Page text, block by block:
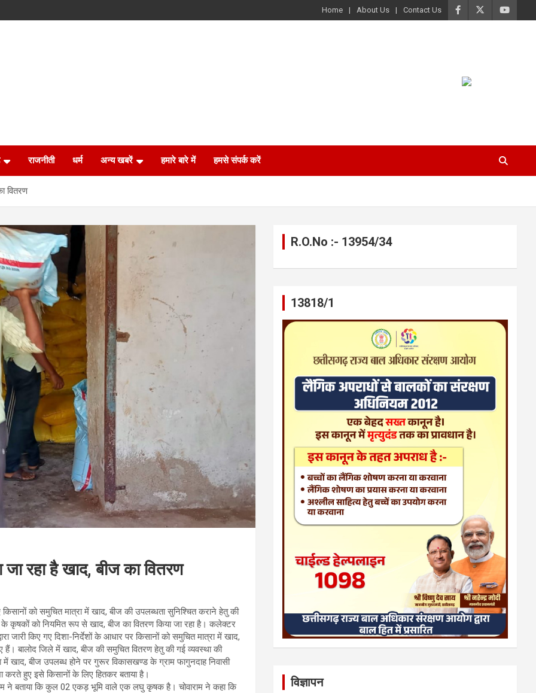
Home About Us Contact Us
राजनीती धर्म अन्य खबरें हमारे बारे में हमसे संपर्क करें
वितरण
रहा है खाद, बीज का वितरण
को समुचित मात्रा में खाद, बीज की उपलब्धता सुनिश्चित कराने हेतु की
कृषकों को नियमित रूप से खाद, बीज का वितरण किया जा रहा है। कलेक्टर
जारी किए गए दिशा-निर्देशों के आधार पर किसानों को समुचित मात्रा में खाद,
बालोद जिले में खाद, बीज की समुचित वितरण हेतु की गई व्यवस्था की
बीज उपलब्ध होने पर गुरूर विकासखण्ड के ग्राम फागुनदाह निवासी
करते हुए इसे किसानों के लिए हितकर बताया है।
ने बताया कि कुल 02 एकड़ भूमि वाले एक लघु कृषक है। चोवाराम ने कहा कि
R.O.No :- 13954/34
13818/1
विज्ञापन